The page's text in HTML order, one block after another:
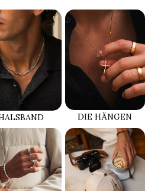
DIE HÄNGEN